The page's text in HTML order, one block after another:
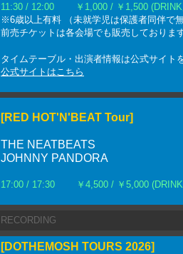
11:30 / 12:00 ￥1,000 / ￥1,500 (DRINK
※6歳以上有料 （未就学児は保護者同伴で
前売チケットは各会場でも販売しておりま
タイムテーブル・出演者情報は公式サイト
公式サイトはこちら
[RED HOT'N'BEAT Tour]
THE NEATBEATS
JOHNNY PANDORA
17:00 / 17:30 ￥4,500 / ￥5,000 (DRINK
RECORDING
[DOTHEMOSH TOURS 2026]